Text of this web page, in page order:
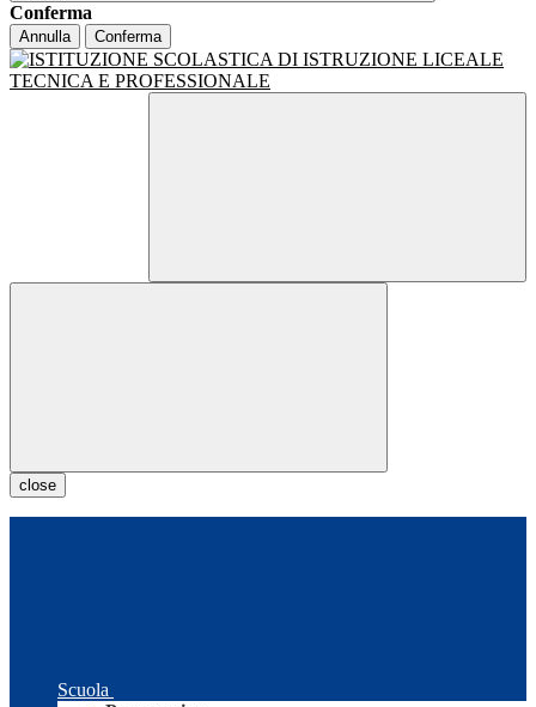
Conferma
Annulla Conferma
close
Scuola